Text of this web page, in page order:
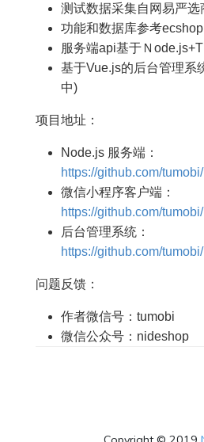
测试数据采集自网易严选
功能和数据库参考ecshop
服务端api基于Ｎ
基于Vue.js的后台管理系
中)
项目地址：
Node.js 服务端：
https://github.com/
微信小程序客户端：
https://github.com/
后台管理系统：
https://github.com/
问题反馈：
作者微信号：tumobi
微信公众号：nideshop